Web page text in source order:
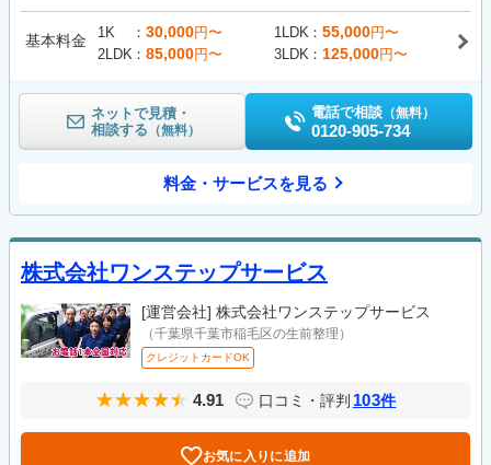
基本料金 1K 30,000円〜 1LDK 55,000円〜
2LDK
85,000円〜 3LDK 125,000円〜
ネットで見積・
相談する （無料）
電話で相談 （無料）
0120-905-734
料金・サービスを見る
株式会社ワンステップサービス
[運営会社] 株式会社ワンステップサービス
（千葉県千葉市稲毛区の生前整理）
クレジットカードOK
4.91 口コミ・評判 103件
お気に入りに追加